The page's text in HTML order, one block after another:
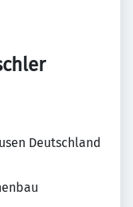
Deutschland